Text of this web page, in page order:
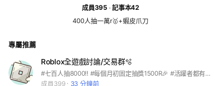
成員395
記事本42
400人抽一萬r🥇+蝦皮爪刀
專屬推薦
Roblox全遊戲討論/交易群🫧
#七百人抽8000‼️ #每個月初固定抽獎1500R🎉 #活躍者都有機率可以領到🔥 對每人都一視同仁 群主很友善 歡迎加入🧡
成員399
33 分鐘前